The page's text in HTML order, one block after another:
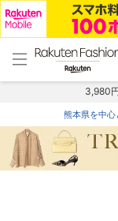
menu home
トップ
3,980
熊本県を中